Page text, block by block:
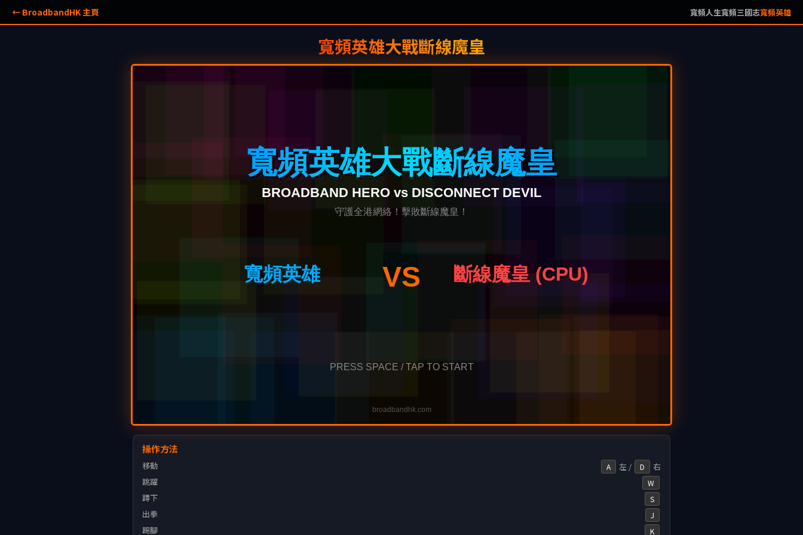
← BroadbandHK 主頁 寬頻人生寬頻三國志寬頻英雄
寬頻英雄大戰斷線魔皇
操作方法
移動 A 左 / D
右
跳躍
W
蹲下 S
出拳 J
踢腳 K